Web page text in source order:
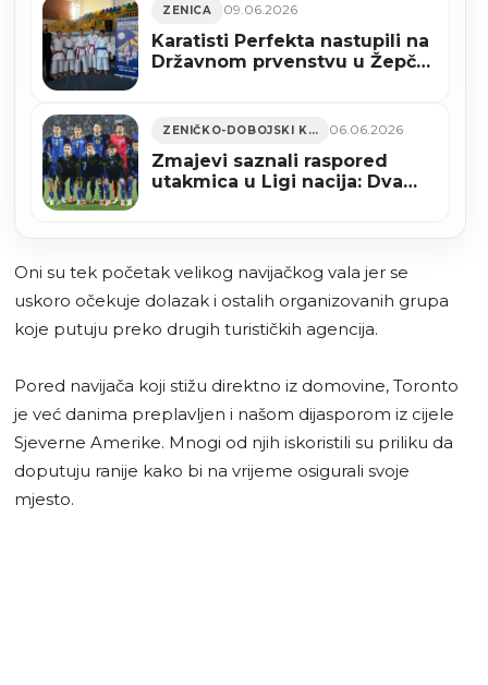
ZENICA 09.06.2026
Karatisti Perfekta nastupili na
Državnom prvenstvu u Žepču,
ZENIČKO-DOBOJSKI KANTON 06.06.2026
Zmajevi saznali raspored
utakmica u Ligi nacija: Dva
Oni su tek početak velikog navijačkog vala jer se
uskoro očekuje dolazak i ostalih organizovanih grupa
koje putuju preko drugih turističkih agencija.
Pored navijača koji stižu direktno iz domovine, Toronto
je već danima preplavljen i našom dijasporom iz cijele
Sjeverne Amerike. Mnogi od njih iskoristili su priliku da
doputuju ranije kako bi na vrijeme osigurali svoje
mjesto.